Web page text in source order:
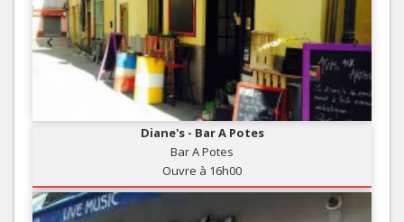
Diane's - Bar A Potes
Bar A Potes
Ouvre à 16h00